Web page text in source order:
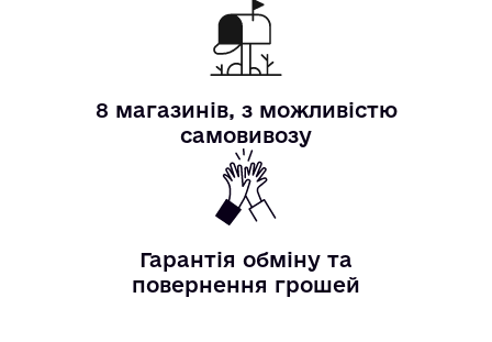
8 магазинів, з можливістю
самовивозу
Гарантія обміну та
повернення грошей